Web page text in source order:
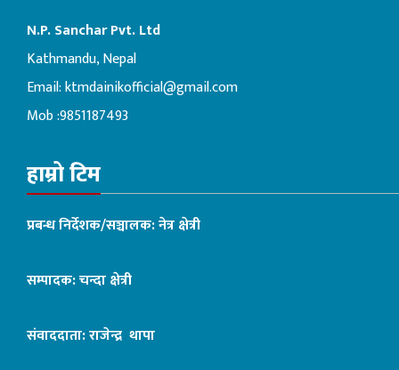
N.P. Sanchar Pvt. Ltd
Kathmandu, Nepal
Email:ktmdainikofficial@gmail.com
Mob :9851187493
हाम्रो टिम
प्रबन्ध निर्देशक/सञ्चालक: नेत्र क्षेत्री
सम्पादक: चन्दा क्षेत्री
संवाददाता: राजेन्द्र थापा